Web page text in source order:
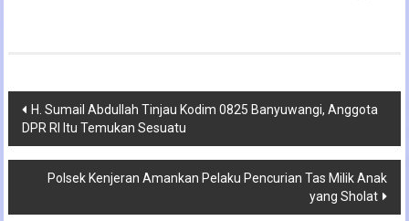
Navigasi
pos
H. Sumail Abdullah Tinjau Kodim 0825 Banyuwangi, Anggota
DPR RI Itu Temukan Sesuatu
Polsek Kenjeran Amankan Pelaku Pencurian Tas Milik Anak
yang Sholat